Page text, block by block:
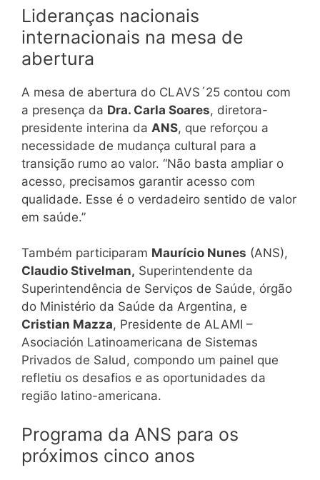
Lideranças nacionais
internacionais na mesa de
abertura
A mesa de abertura do CLAVS´25 contou com
a presença da Dra. Carla Soares, diretora-
presidente interina da ANS, que reforçou a
necessidade de mudança cultural para a
transição rumo ao valor. “Não basta ampliar o
acesso, precisamos garantir acesso com
qualidade. Esse é o verdadeiro sentido de valor
em saúde.”
Também participaram Maurício Nunes (ANS),
Claudio Stivelman, Superintendente da
Superintendência de Serviços de Saúde, órgão
do Ministério da Saúde da Argentina, e
Cristian Mazza, Presidente de ALAMI –
Asociación Latinoamericana de Sistemas
Privados de Salud, compondo um painel que
refletiu os desafios e as oportunidades da
região latino-americana.
Programa da ANS para os
próximos cinco anos